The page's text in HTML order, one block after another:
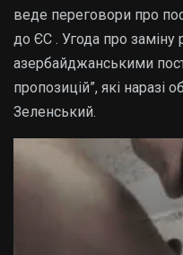
веде переговори про
до ЄС . Угода про заміну
азербайджанськими
пропозицій”, які наразі
Зеленський.